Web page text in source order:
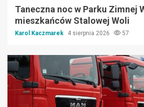
Taneczna noc w Parku Zimnej
mieszkańców Stalowej Woli
Karol Kaczmarek 4 sierpnia 2026 57